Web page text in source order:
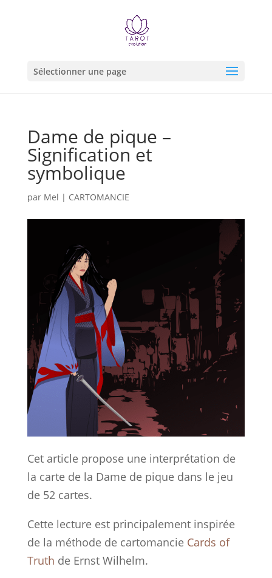
Sélectionner une page
Dame de pique –
Signification et
symbolique
par Mel | CARTOMANCIE
Cet article propose une interprétation de
la carte de la Dame de pique dans le jeu
de 52 cartes.
Cette lecture est principalement inspirée
de la méthode de cartomancie Cards of
Truth de Ernst Wilhelm.